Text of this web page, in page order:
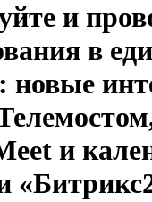
и
в
новые
и